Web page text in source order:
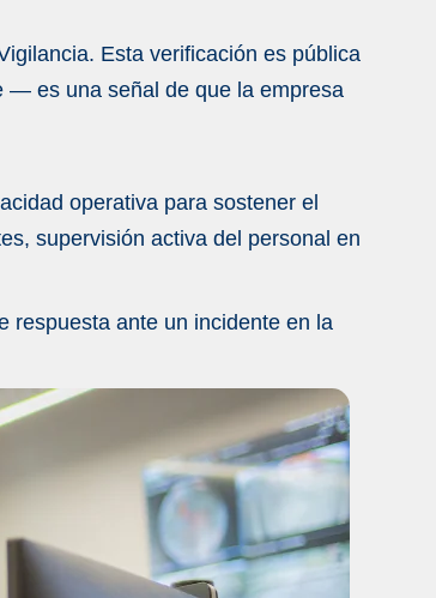
Esta verificación es pública
— es una señal de que la empresa
operativa para sostener el
supervisión activa del personal en
respuesta ante un incidente en la